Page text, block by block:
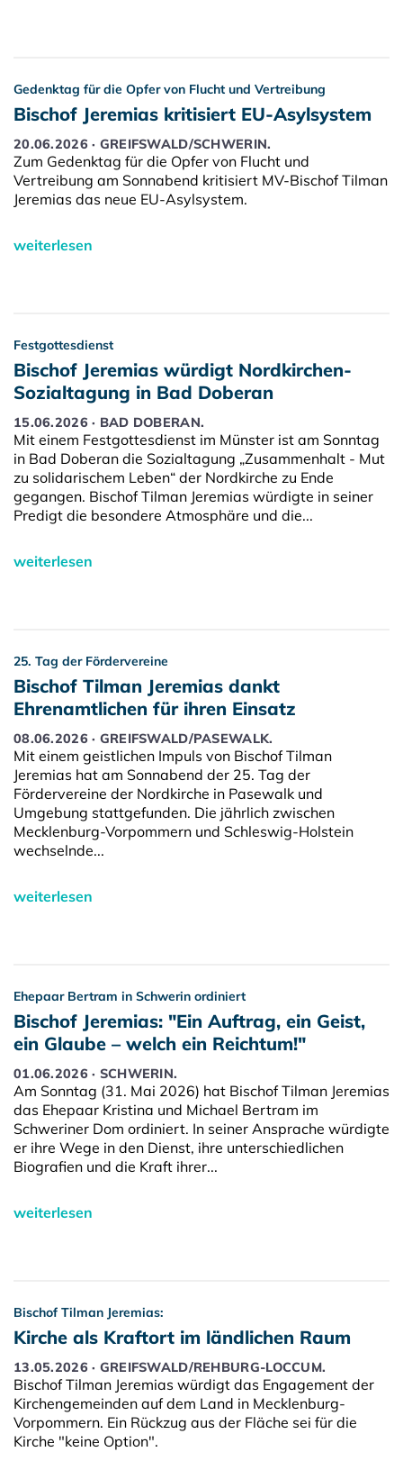
Gedenktag für die Opfer von Flucht und Vertreibung
Bischof Jeremias kritisiert EU-Asylsystem
20.06.2026 · GREIFSWALD/SCHWERIN.
Zum Gedenktag für die Opfer von Flucht und
Vertreibung am Sonnabend kritisiert MV-Bischof Tilman
Jeremias das neue EU-Asylsystem.
weiterlesen
Festgottesdienst
Bischof Jeremias würdigt Nordkirchen-
Sozialtagung in Bad Doberan
15.06.2026 · BAD DOBERAN.
Mit einem Festgottesdienst im Münster ist am Sonntag
in Bad Doberan die Sozialtagung „Zusammenhalt - Mut
zu solidarischem Leben“ der Nordkirche zu Ende
gegangen. Bischof Tilman Jeremias würdigte in seiner
Predigt die besondere Atmosphäre und die...
weiterlesen
25. Tag der Fördervereine
Bischof Tilman Jeremias dankt
Ehrenamtlichen für ihren Einsatz
08.06.2026 · GREIFSWALD/PASEWALK.
Mit einem geistlichen Impuls von Bischof Tilman
Jeremias hat am Sonnabend der 25. Tag der
Fördervereine der Nordkirche in Pasewalk und
Umgebung stattgefunden. Die jährlich zwischen
Mecklenburg-Vorpommern und Schleswig-Holstein
wechselnde...
weiterlesen
Ehepaar Bertram in Schwerin ordiniert
Bischof Jeremias: "Ein Auftrag, ein Geist,
ein Glaube – welch ein Reichtum!"
01.06.2026 · SCHWERIN.
Am Sonntag (31. Mai 2026) hat Bischof Tilman Jeremias
das Ehepaar Kristina und Michael Bertram im
Schweriner Dom ordiniert. In seiner Ansprache würdigte
er ihre Wege in den Dienst, ihre unterschiedlichen
Biografien und die Kraft ihrer...
weiterlesen
Bischof Tilman Jeremias:
Kirche als Kraftort im ländlichen Raum
13.05.2026 · GREIFSWALD/REHBURG-LOCCUM.
Bischof Tilman Jeremias würdigt das Engagement der
Kirchengemeinden auf dem Land in Mecklenburg-
Vorpommern. Ein Rückzug aus der Fläche sei für die
Kirche "keine Option".